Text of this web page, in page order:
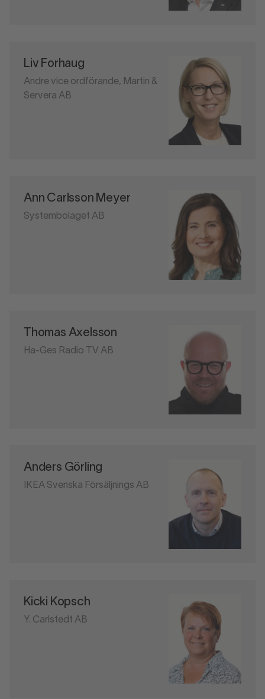
Liv Forhaug
Andre vice ordförande, Martin &
Servera AB
Ann Carlsson Meyer
Systembolaget AB
Thomas Axelsson
Ha-Ges Radio TV AB
Anders Görling
IKEA Svenska Försäljnings AB
Kicki Kopsch
Y. Carlstedt AB